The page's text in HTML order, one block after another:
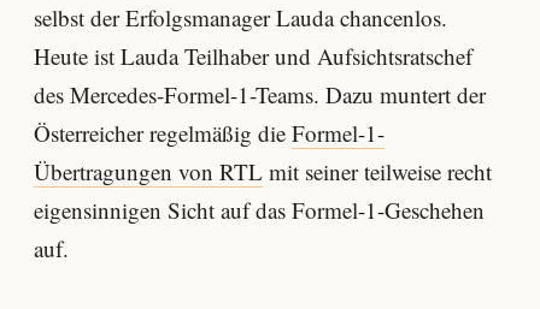
selbst der Erfolgsmanager Lauda chancenlos.
Heute ist Lauda Teilhaber und Aufsichtsratschef
des Mercedes-Formel-1-Teams. Dazu muntert der
Österreicher regelmäßig die Formel-1-
Übertragungen von RTL mit seiner teilweise recht
eigensinnigen Sicht auf das Formel-1-Geschehen
auf.